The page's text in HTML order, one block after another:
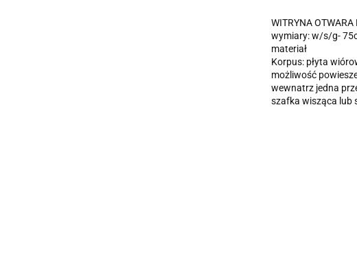
WITRYNA OTWARA
wymiary: w/s/g-
materiał
Korpus: płyta
możliwość
wewnatrz jedna
szafka wisząca lub